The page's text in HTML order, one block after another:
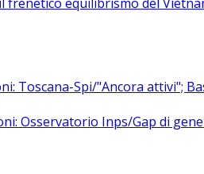
il frenetico equilibrismo del
Toscana-Spi/"Ancora attivi";
Osservatorio Inps/Gap di